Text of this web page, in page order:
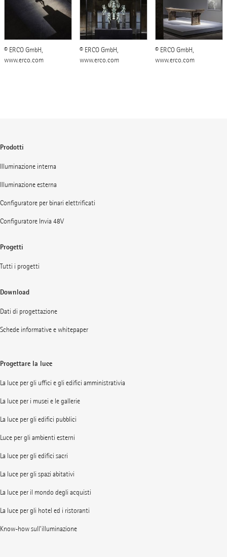
© ERCO GmbH,
www.erco.com
© ERCO GmbH,
www.erco.com
© ERCO GmbH,
www.erco.com
Prodotti
Illuminazione interna
Illuminazione esterna
Configuratore per binari elettrificati
Configuratore Invia 48V
Progetti
Tutti i progetti
Download
Dati di progettazione
Schede informative e whitepaper
Progettare la luce
La luce per gli uffici e gli edifici amministrativia
La luce per i musei e le gallerie
La luce per gli edifici pubblici
Luce per gli ambienti esterni
La luce per gli edifici sacri
La luce per gli spazi abitativi
La luce per il mondo degli acquisti
La luce per gli hotel ed i ristoranti
Know-how sull’illuminazione